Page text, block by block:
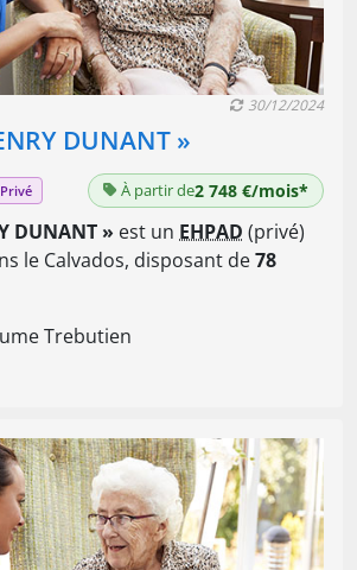
DUNANT »
30/12/2024
Privé À partir de2 748 €/mois*
DUNANT » est un EHPAD (privé)
le Calvados, disposant de78
Trebutien